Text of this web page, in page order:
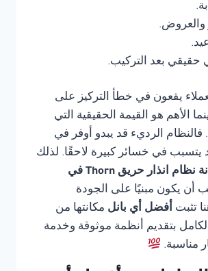
والعروض.
حقيقي بعد التركيب.
يقعون في خطأ التركيز على
الأهم هو القيمة الحقيقية التي
الرديء قد يبدو أوفر في
قد يتسبب في خسائر كبيرة لاحقًا. لذلك
صيانة نظام انذار حريق Thorn في
أن يكون مبنيًا على الجودة
تثبت أفضل أي بانل مكانتها من
الكامل بتقديم أنظمة موثوقة وخدمة
مناسبة.